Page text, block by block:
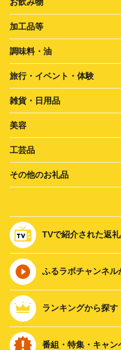
加工品等
調味料・油
旅行・イベント・体験
雑貨・日用品
美容
工芸品
その他のお礼品
TVで紹介された返
ふるラボチャンネル
ランキングから探す
番組・特集・キャン